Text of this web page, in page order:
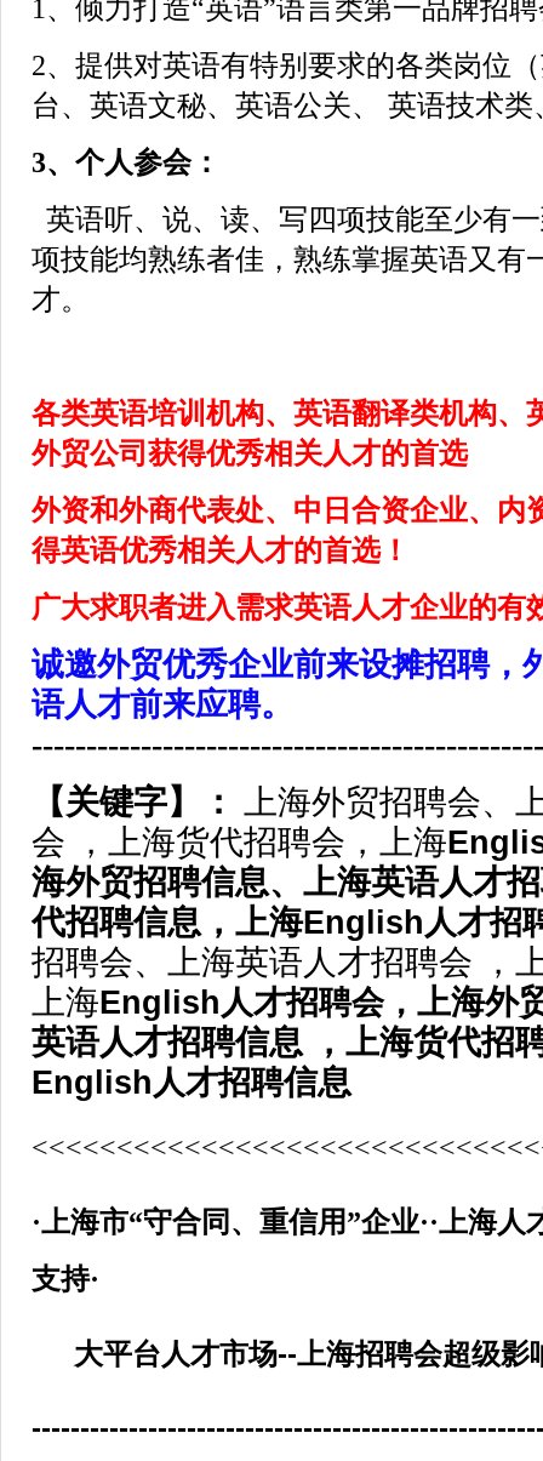
1、倾力打造“英语”语言类第一品牌招
2、提供对英语有特别要求的各类岗位
台、英语文秘、英语公关、 英语技术
3、个人参会：
英语听、说、读、写四项技能至少有
项技能均熟练者佳，熟练掌握英语又有
才。
各类英语培训机构、英语翻译类机构、
外贸公司获得优秀相关人才的首选
外资和外商代表处、中日合资企业、内
得英语优秀相关人才的首选！
广大求职者进入需求英语人才企业的有
诚邀外贸优秀企业前来设摊招聘，
语人才前来应聘。
【关键字】：
上海外贸招聘会、
会 ，上海货代招聘会，上海
海外贸招聘信息、上海英语人才
代招聘信息 ，上海English人才招
招聘会、上海英语人才招聘会 ，
上海English人才招聘会， 上海外
英语人才招聘信息 ，上海货代招
English人才招聘信息
·上海市“守合同、重信用”企业··上海
支持·
大平台人才市场--上海招聘会超级影